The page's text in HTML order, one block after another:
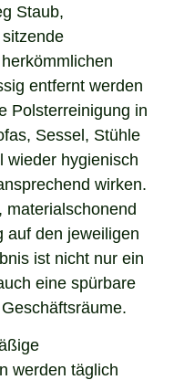
Staub,
entfernt werden
Polsterreinigung in
Sessel, Stühle
wieder hygienisch
wirken.
materialschonend
auf den jeweiligen
ist nicht nur ein
eine spürbare
werden täglich